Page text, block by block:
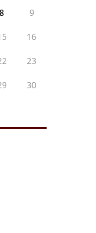
8 9
16
23
30